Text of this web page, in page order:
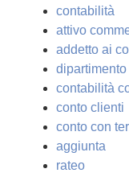
contabilità
attivo
addetto ai
contabilità
conto clienti
conto con
aggiunta
rateo